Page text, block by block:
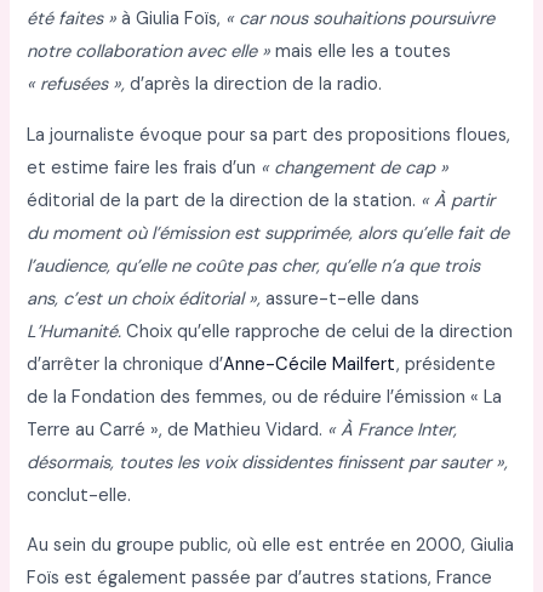
été faites » à Giulia Foïs, « car nous souhaitions poursuivre
notre collaboration avec elle »mais elle les a toutes
« refusées », d’après la direction de la radio.
La journaliste évoque pour sa part des propositions floues,
et estime faire les frais d’un « changement de cap »
éditorial de la part de la direction de la station. « À partir
du moment où l’émission est supprimée, alors qu’elle fait de
l’audience, qu’elle ne coûte pas cher, qu’elle n’a que trois
ans, c’est un choix éditorial »,assure-t-elle dans
L’Humanité. Choix qu’elle rapproche de celui de la direction
d’arrêter la chronique d’Anne-Cécile Mailfert, présidente
de la Fondation des femmes, ou de réduire l’émission « La
Terre au Carré », de Mathieu Vidard. « À France Inter,
désormais, toutes les voix dissidentes finissent par sauter »,
conclut-elle.
Au sein du groupe public, où elle est entrée en 2000, Giulia
Foïs est également passée par d’autres stations, France